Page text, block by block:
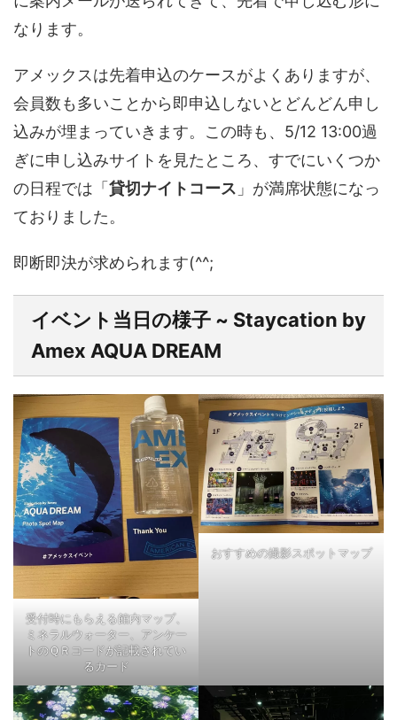
なります。
アメックスは先着申込のケースがよくありますが、
会員数も多いことから即申込しないとどんどん申し
込みが埋まっていきます。この時も、5/12 13:00過
ぎに申し込みサイトを見たところ、すでにいくつか
の日程では「貸切ナイトコース 」が満席状態になっ
ておりました。
即断即決が求められます(^^;
イベント当日の様子 ~ Staycation by
Amex AQUA DREAM
受付時にもらえる館内マップ、
ミネラルウォーター、アンケー
トのＱＲコードが記載されてい
るカード
おすすめの撮影スポットマップ